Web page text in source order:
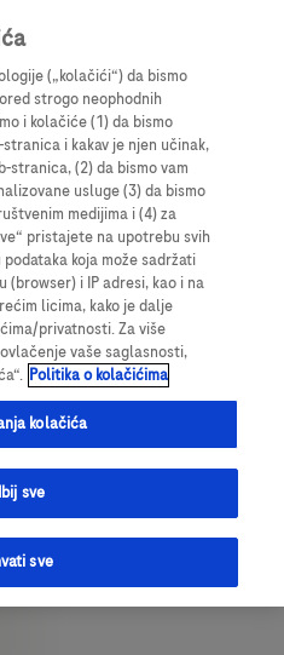
email adrese.
vašu email adresu.
(„kolačići“) da bismo
strogo neophodnih
i kolačiće (1) da bismo
i kakav je njen učinak,
stranica, (2) da bismo vam
usluge (3) da bismo
medijima i (4) za
pristajete na upotrebu svih
koja može sadržati
i IP adresi, kao i na
licima, kako je dalje
privatnosti. Za više
vaše saglasnosti,
Politika o kolačićima
kolačića
sve
sve